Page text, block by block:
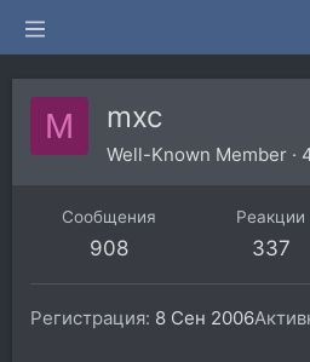
M mxc
Well-Known Member ·
Сообщения
908
Реакции
337
Регистрация 8 Сен 2006